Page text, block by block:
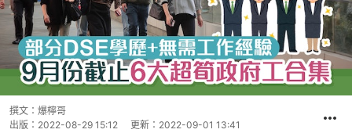
撰文： 爆檸哥
出版： 2022-08-29 15:12 更新： 2022-09-01 13:41